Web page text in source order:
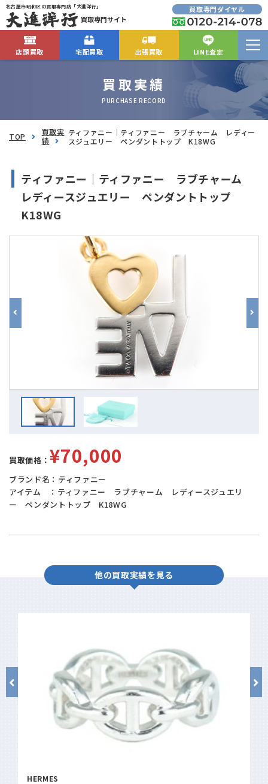
名古屋市昭和区の買取専門店「大進洋行」
買取専門サイト
買取専門ダイヤル
店頭買取 宅配買取 出張買取 LINE査定
買取実績
PURCHASE RECORD
TOP
買取実
績
ティファニー｜ティファニー ラブチャーム レディー
スジュエリー ペンダントトップ K18WG
ティファニー｜ティファニー ラブチャーム
レディースジュエリー ペンダントトップ
K18WG
買取価格： ¥70,000
ブランド名：ティファニー
アイテム ：ティファニー ラブチャーム レディースジュエリ
ー ペンダントトップ K18WG
他の買取実績を見る